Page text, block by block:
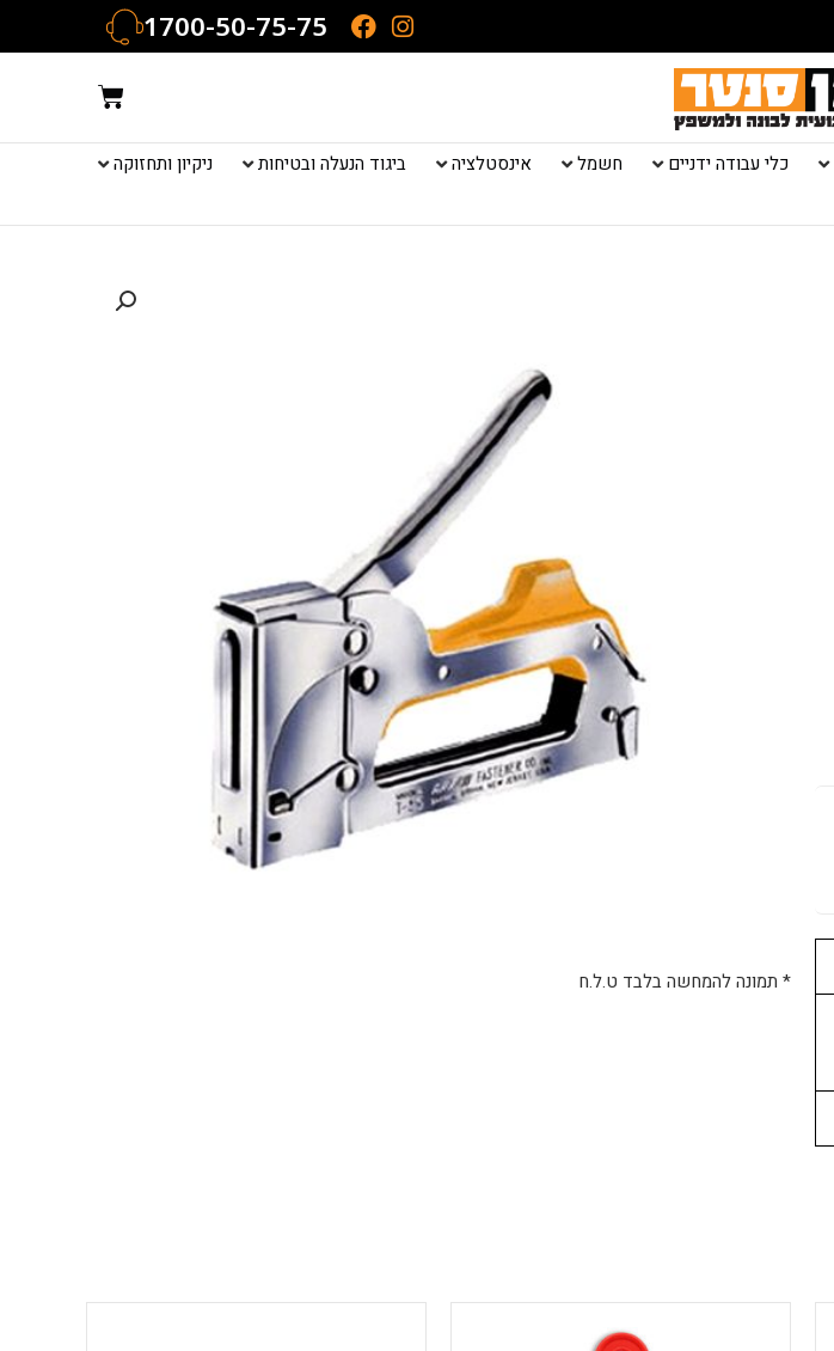
1700-50-75-75
עגלת
קניות
כלי עבודה ידניים חשמל אינסטלציה ביגוד הנעלה ובטיחות
ניקיון ותחזוקה
* תמונה להמחשה בלבד ט.ל.ח
זה